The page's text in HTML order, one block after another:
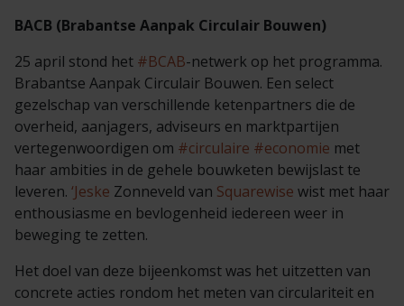
BACB (Brabantse Aanpak Circulair Bouwen)
25 april stond het #BCAB-netwerk op het programma.
Brabantse Aanpak Circulair Bouwen. Een select
gezelschap van verschillende ketenpartners die de
overheid, aanjagers, adviseurs en marktpartijen
vertegenwoordigen om #circulaire #economie met
haar ambities in de gehele bouwketen bewijslast te
leveren. ‘Jeske Zonneveld van Squarewise wist met haar
enthousiasme en bevlogenheid iedereen weer in
beweging te zetten.
Het doel van deze bijeenkomst was het uitzetten van
concrete acties rondom het meten van circulariteit en